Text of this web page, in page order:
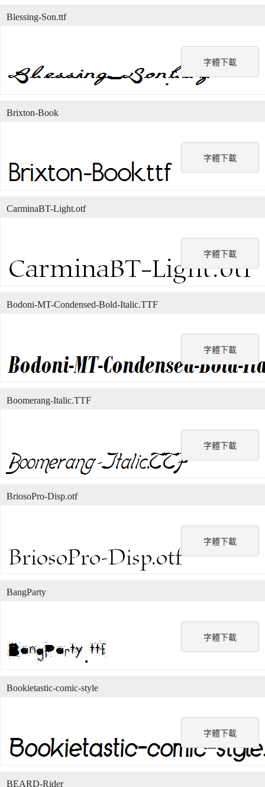
字體下載
Blessing-Son.ttf
字體下載
Brixton-Book
字體下載
CarminaBT-Light.otf
字體下載
Bodoni-MT-Condensed-Bold-Italic.TTF
字體下載
Boomerang-Italic.TTF
字體下載
BriosoPro-Disp.otf
字體下載
BangParty
字體下載
Bookietastic-comic-style
BEARD-Rider